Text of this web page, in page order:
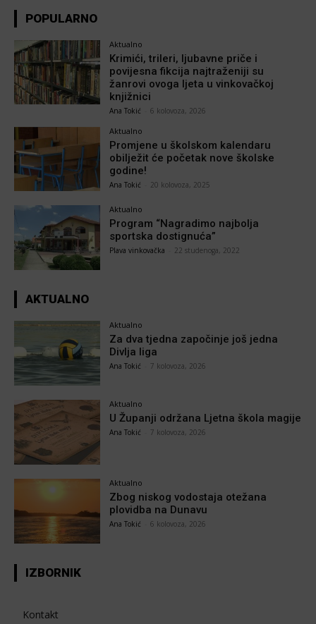
POPULARNO
Aktualno
Krimići, trileri, ljubavne priče i
povijesna fikcija najtraženiji su
žanrovi ovoga ljeta u vinkovačkoj
knjižnici
Ana Tokić 6 kolovoza, 2026
Aktualno
Promjene u školskom kalendaru
obilježit će početak nove školske
godine!
Ana Tokić 20 kolovoza, 2025
Aktualno
Program “Nagradimo najbolja
sportska dostignuća”
Plava vinkovačka 22 studenoga, 2022
AKTUALNO
Aktualno
Za dva tjedna započinje još jedna
Divlja liga
Ana Tokić 7 kolovoza, 2026
Aktualno
U Županji održana Ljetna škola magije
Ana Tokić 7 kolovoza, 2026
Aktualno
Zbog niskog vodostaja otežana
plovidba na Dunavu
Ana Tokić 6 kolovoza, 2026
IZBORNIK
Kontakt